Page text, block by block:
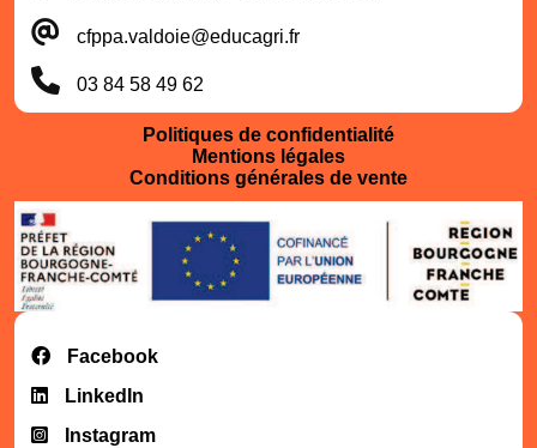
cfppa.valdoie@educagri.fr
03 84 58 49 62
Politiques de confidentialité
Mentions légales
Conditions générales de vente
Facebook
LinkedIn
Instagram